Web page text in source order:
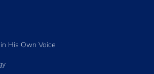
His Own Voice